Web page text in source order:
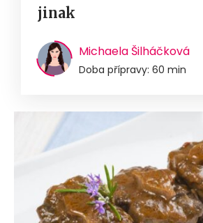
jinak
Michaela Šilháčková
Doba přípravy: 60 min